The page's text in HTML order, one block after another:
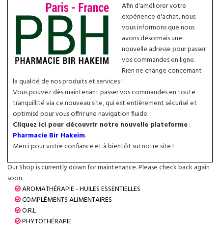
Afin d'améliorer votre
expérience d'achat, nous
vous informons que nous
avons désormais une
nouvelle adresse pour passer
vos commandes en ligne.
Rien ne change concernant
la qualité de nos produits et services !
Vous pouvez dès maintenant passer vos commandes en toute
tranquillité via ce nouveau site, qui est entièrement sécurisé et
optimisé pour vous offrir une navigation fluide.
Cliquez ici pour découvrir notre nouvelle plateforme:
Pharmacie Bir Hakeim.
Merci pour votre confiance et à bientôt sur notre site !
Our Shop is currently down for maintenance. Please check back again
soon.
AROMATHÉRAPIE - HUILES ESSENTIELLES
COMPLÉMENTS ALIMENTAIRES
O.R.L
PHYTOTHÉRAPIE